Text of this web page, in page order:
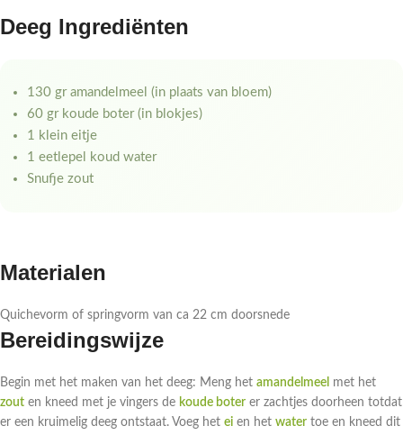
Deeg Ingrediënten
130 gr amandelmeel (in plaats van bloem)
60 gr koude boter (in blokjes)
1 klein eitje
1 eetlepel koud water
Snufje zout
Materialen
Quichevorm of springvorm van ca 22 cm doorsnede
Bereidingswijze
Begin met het maken van het deeg: Meng het amandelmeel met het
zout en kneed met je vingers de koude boter er zachtjes doorheen totdat
er een kruimelig deeg ontstaat. Voeg het ei en het water toe en kneed dit